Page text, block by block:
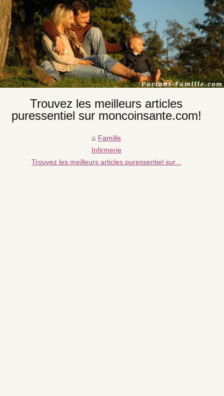
Trouvez les meilleurs articles
puressentiel sur moncoinsante.com!
Famille
Infirmerie
Trouvez les meilleurs articles puressentiel sur...